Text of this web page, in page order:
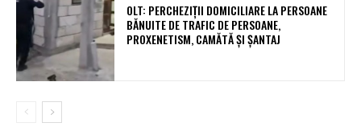
OLT: PERCHEZIŢII DOMICILIARE LA PERSOANE
BĂNUITE DE TRAFIC DE PERSOANE,
PROXENETISM, CAMĂTĂ ŞI ŞANTAJ